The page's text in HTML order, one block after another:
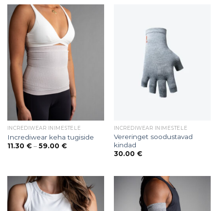
59.00 €
INCREDIWEAR INIMESTELE
Incrediwear keha tugiside
11.30 € – 59.00 €Price
INCREDIWEAR INIMESTELE
Vereringet soodustavad
kindad
30.00 €